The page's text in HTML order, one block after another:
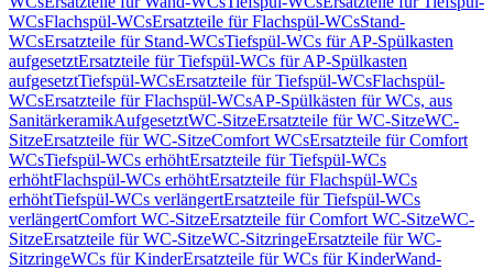
WCsFlachspül-WCsErsatzteile für Flachspül-WCsStand-
WCsErsatzteile für Stand-WCsTiefspül-WCs für AP-Spülkasten
aufgesetztErsatzteile für Tiefspül-WCs für AP-Spülkasten
aufgesetztTiefspül-WCsErsatzteile für Tiefspül-WCsFlachspül-
WCsErsatzteile für Flachspül-WCsAP-Spülkästen für WCs, aus
SanitärkeramikAufgesetztWC-SitzeErsatzteile für WC-SitzeWC-
SitzeErsatzteile für WC-SitzeComfort WCsErsatzteile für Comfort
WCsTiefspül-WCs erhöhtErsatzteile für Tiefspül-WCs
erhöhtFlachspül-WCs erhöhtErsatzteile für Flachspül-WCs
erhöhtTiefspül-WCs verlängertErsatzteile für Tiefspül-WCs
verlängertComfort WC-SitzeErsatzteile für Comfort WC-SitzeWC-
SitzeErsatzteile für WC-SitzeWC-SitzringeErsatzteile für WC-
SitzringeWCs für KinderErsatzteile für WCs für KinderWand-